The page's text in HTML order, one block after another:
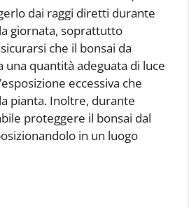
dai raggi diretti durante
giornata, soprattutto
che il bonsai da
una quantità adeguata di luce
eccessiva che
pianta. Inoltre, durante
proteggere il bonsai dal
in un luogo